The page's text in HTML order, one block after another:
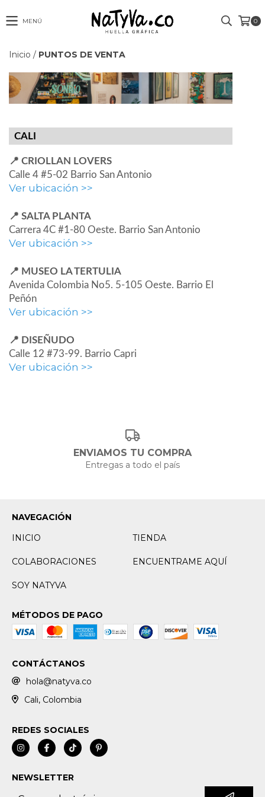
MENÚ 0
Inicio / PUNTOS DE VENTA
CALI
📍 CRIOLLAN LOVERS
Calle 4 #5-02 Barrio San Antonio
Ver ubicación >>
📍 SALTA PLANTA
Carrera 4C #1-80 Oeste. Barrio San Antonio
Ver ubicación >>
📍 MUSEO LA TERTULIA
Avenida Colombia No5. 5-105 Oeste. Barrio El
Peñón
Ver ubicación >>
📍 DISEÑUDO
Calle 12 #73-99. Barrio Capri
Ver ubicación >>
ENVIAMOS TU COMPRA
Entregas a todo el país
NAVEGACIÓN
INICIO
TIENDA
COLABORACIONES ENCUENTRAME AQUÍ
SOY NATYVA
MÉTODOS DE PAGO
CONTÁCTANOS
hola@natyva.co
Cali, Colombia
REDES SOCIALES
NEWSLETTER